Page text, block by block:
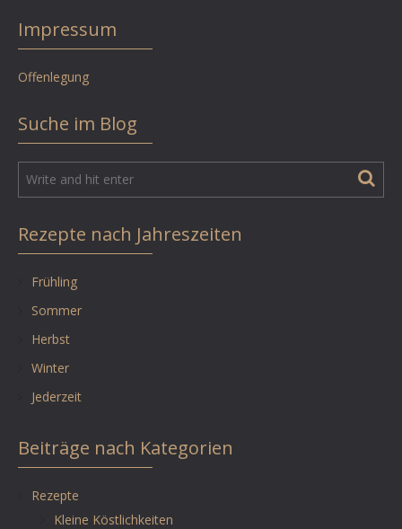
Impressum
Offenlegung
Suche im Blog
Rezepte nach Jahreszeiten
Frühling
Sommer
Herbst
Winter
Jederzeit
Beiträge nach Kategorien
Rezepte
Kleine Köstlichkeiten